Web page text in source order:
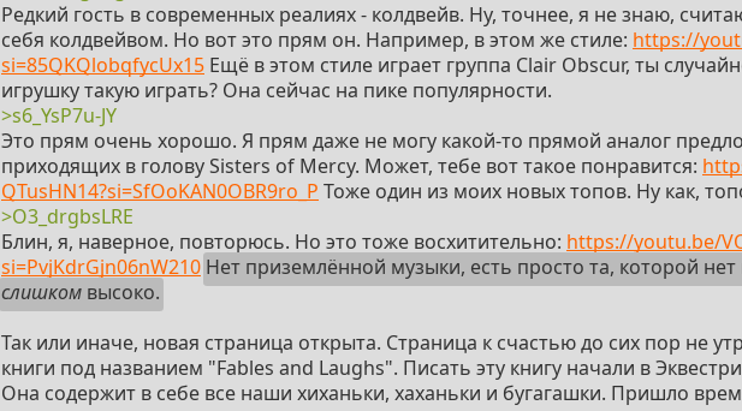
Редкий гость в современных реалиях - колдвейв. Ну, точнее, я не знаю,
себя колдвейвом. Но вот это прям он. Например, в этом же стиле: https://
si=85QKQlobqfycUx15 Ещё в этом стиле играет группа Clair Obscur, ты
игрушку такую играть? Она сейчас на пике популярности.
>s6_YsP7u-JY
Это прям очень хорошо. Я прям даже не могу какой-то прямой аналог
приходящих в голову Sisters of Mercy. Может, тебе вот такое понравится:
QTusHN14?si=SfOoKAN0OBR9ro_P Тоже один из моих новых топов. Ну как,
>O3_drgbsLRE
Блин, я, наверное, повторюсь. Но это тоже восхитительно: https://youtu.be/
si=PvjKdrGjn06nW210 Нет приземлённой музыки, есть просто та, которой нет
слишком высоко.
Так или иначе, новая страница открыта. Страница к счастью до сих пор не
книги под названием "Fables and Laughs". Писать эту книгу начали в
Она содержит в себе все наши хиханьки, хаханьки и бугагашки. Пришло